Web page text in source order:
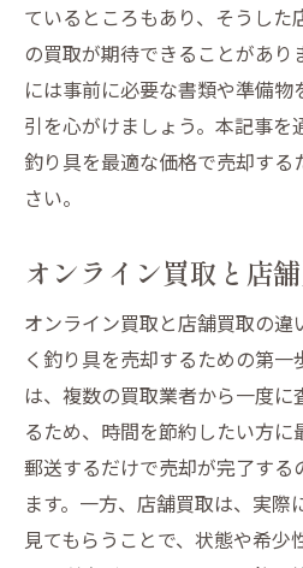
市場で注目される釣
中古価格のトレンド
地域ごとの価格差を
最新の買取相場情報
今後の市場予測と動向
ているところもあり、そうした
の買取が期待できることがあり
には事前に必要な書類や準備物
引を心がけましょう。本記事を
釣り具を最適な価格で売却する
さい。
オンライン買取と店
オンライン買取と店舗買取の
く釣り具を売却するための第一
は、複数の買取業者から一度に
るため、時間を節約したい方に
郵送するだけで売却が完了する
ます。一方、店舗買取は、実際
見てもらうことで、状態や希少